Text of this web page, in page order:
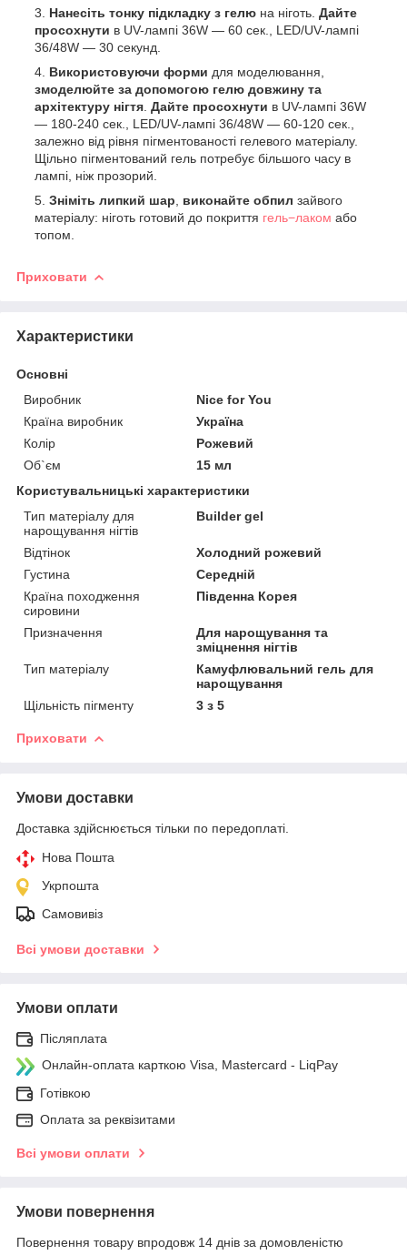
Нанесіть тонку підкладку з гелю на ніготь. Дайте
просохнути в UV-лампі 36W — 60 сек., LED/UV-лампі
36/48W — 30 секунд.
Використовуючи форми для моделювання,
змоделюйте за допомогою гелю довжину та
архітектуру нігтя Дайте просохнути в UV-лампі 36W
— 180-240 сек., LED/UV-лампі 36/48W — 60-120 сек.,
залежно від рівня пігментованості гелевого матеріалу.
Щільно пігментований гель потребує більшого часу в
лампі, ніж прозорий.
Зніміть липкий шар
виконайте обпил зайвого
матеріалу: ніготь готовий до покриття гель−лаком або
топом.
Приховати
Характеристики
Основні
Виробник
Nice for You
Країна виробник
Україна
Колір
Рожевий
Об`єм
15 мл
Користувальницькі характеристики
Тип матеріалу для
нарощування нігтів
Builder gel
Відтінок
Холодний рожевий
Густина
Середній
Країна походження
сировини
Південна Корея
Призначення
Для нарощування та
зміцнення нігтів
Тип матеріалу
Камуфлювальний гель для
нарощування
Щільність пігменту
3 з 5
Приховати
Умови доставки
Доставка здійснюється тільки по передоплаті.
Нова Пошта
Укрпошта
Самовивіз
Всі умови доставки
Умови оплати
Післяплата
Онлайн-оплата карткою Visa, Mastercard - LiqPay
Готівкою
Оплата за реквізитами
Всі умови оплати
Умови повернення
Повернення товару впродовж 14 днів за домовленістю